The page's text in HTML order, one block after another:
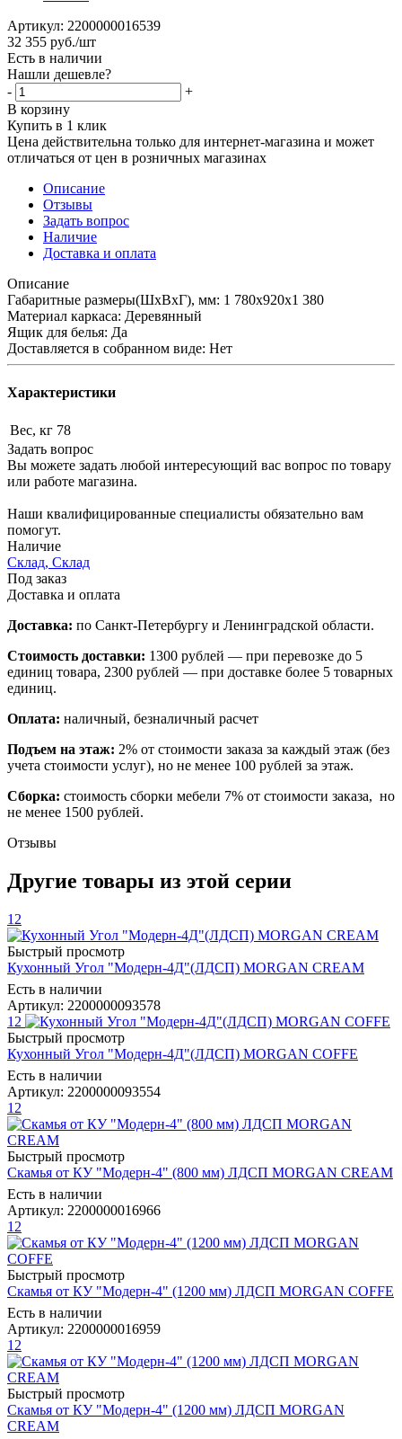
Артикул: 2200000016539
32 355 руб./шт
Есть в наличии
Нашли дешевле?
-
+
В корзину
Купить в 1 клик
Цена действительна только для интернет-магазина и может
отличаться от цен в розничных магазинах
Описание
Отзывы
Задать вопрос
Наличие
Доставка и оплата
Описание
Габаритные размеры(ШхВхГ), мм: 1 780х920х1 380
Материал каркаса: Деревянный
Ящик для белья: Да
Доставляется в собранном виде: Нет
Характеристики
Вес, кг 78
Задать вопрос
Вы можете задать любой интересующий вас вопрос по товару
или работе магазина.
Наши квалифицированные специалисты обязательно вам
помогут.
Наличие
Склад, Склад
Под заказ
Доставка и оплата
Доставка: по Санкт-Петербургу и Ленинградской области.
Стоимость доставки: 1300 рублей — при перевозке до 5
единиц товара, 2300 рублей — при доставке более 5 товарных
единиц.
Оплата: наличный, безналичный расчет
Подъем на этаж: 2% от стоимости заказа за каждый этаж (без
учета стоимости услуг), но не менее 100 рублей за этаж.
Сборка: стоимость сборки мебели 7% от стоимости заказа, но
не менее 1500 рублей.
Отзывы
Другие товары из этой серии
12
Быстрый просмотр
Кухонный Угол "Модерн-4Д"(ЛДСП) MORGAN CREAM
Есть в наличии
Артикул: 2200000093578
12
Быстрый просмотр
Кухонный Угол "Модерн-4Д"(ЛДСП) MORGAN COFFE
Есть в наличии
Артикул: 2200000093554
12
Быстрый просмотр
Скамья от КУ "Модерн-4" (800 мм) ЛДСП MORGAN CREAM
Есть в наличии
Артикул: 2200000016966
12
Быстрый просмотр
Скамья от КУ "Модерн-4" (1200 мм) ЛДСП MORGAN COFFE
Есть в наличии
Артикул: 2200000016959
12
Быстрый просмотр
Скамья от КУ "Модерн-4" (1200 мм) ЛДСП MORGAN
CREAM